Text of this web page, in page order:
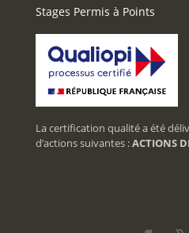
Stages Permis à Points
La certification qualité a été
d’actions suivantes :ACTIONS